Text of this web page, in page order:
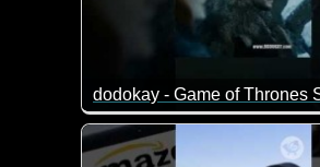
So ist das mit den